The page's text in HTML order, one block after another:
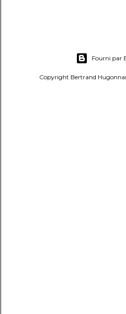
Fourni par
Copyright Bertrand